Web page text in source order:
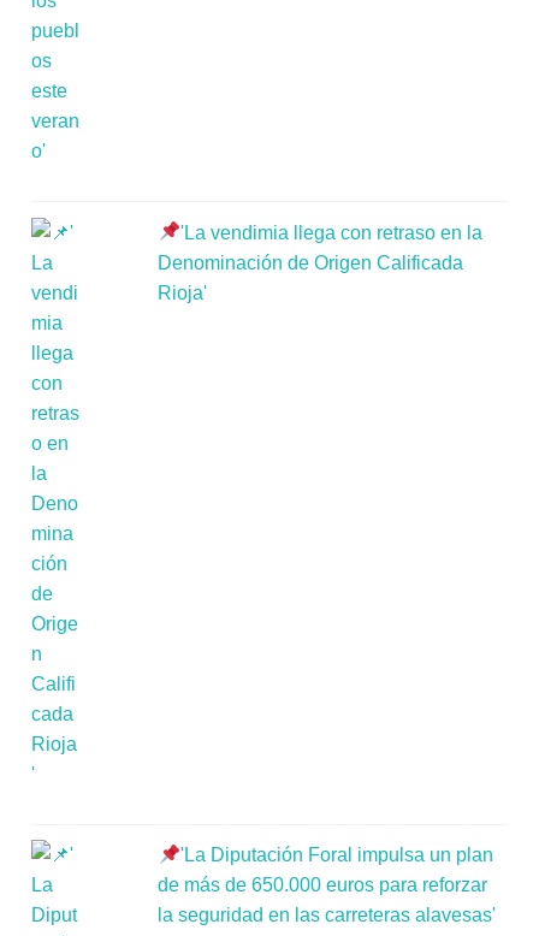
'La vendimia llega con retraso en la
Denominación de Origen Calificada
Rioja'
'La Diputación Foral impulsa un plan
de más de 650.000 euros para reforzar
la seguridad en las carreteras alavesas'